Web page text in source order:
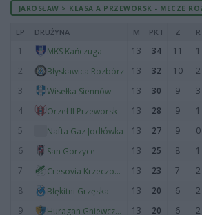
JAROSŁAW > KLASA A PRZEWORSK - MECZE
LP DRUŻYNA M PKT Z R
1 MKS Kańczuga 13 34 11 1
2
Błyskawica Rozbórz 13 32 10 2
3
Wisełka Siennów 13 30 9 3
4
Orzeł II Przeworsk 13 28 9 1
5
Nafta Gaz Jodłówka 13 27 9 0
6
San Gorzyce 13 25 8 1
7
Cresovia Krzeczowice 13 23 7 2
8
Błękitni Grzęska 13 20 6 2
9
Huragan Gniewczyna 13 20 6 2